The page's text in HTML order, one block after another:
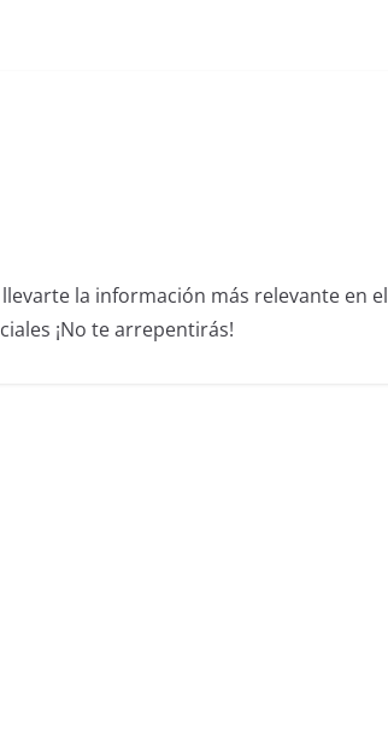
la información más relevante en el
¡No te arrepentirás!